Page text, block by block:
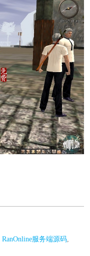
RanOnline服务端源码,